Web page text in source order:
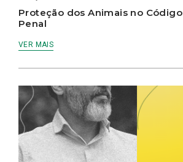
Proteção dos Animais no Código
Penal
VER MAIS